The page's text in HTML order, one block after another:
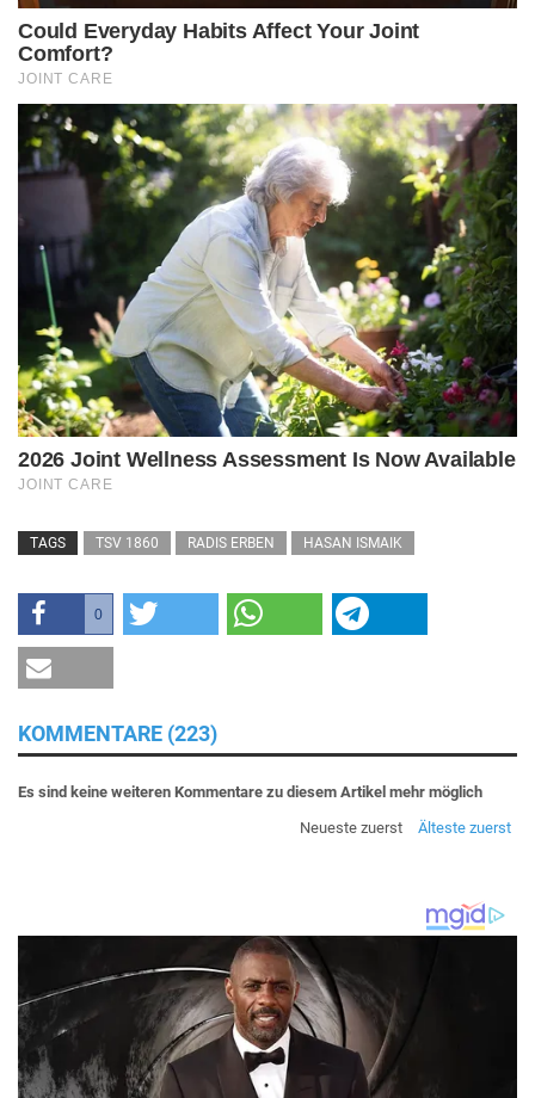
TAGS TSV 1860 RADIS ERBEN HASAN ISMAIK
0
KOMMENTARE (223)
Es sind keine weiteren Kommentare zu diesem Artikel mehr möglich
Neueste zuerst
Älteste zuerst